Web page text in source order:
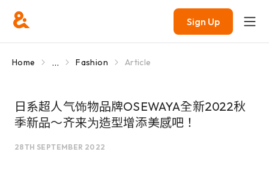
Sign Up
Home ... Fashion Article
日系超人气饰物品牌OSEWAYA全新2022秋
季新品～齐来为造型增添美感吧！
28TH SEPTEMBER 2022